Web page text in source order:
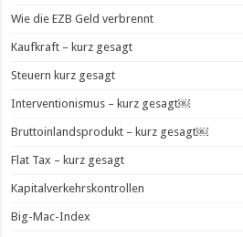
Wie die EZB Geld verbrennt
Kaufkraft – kurz gesagt
Steuern kurz gesagt
Interventionismus – kurz gesagt￼
Bruttoinlandsprodukt – kurz gesagt￼
Flat Tax – kurz gesagt
Kapitalverkehrskontrollen
Big-Mac-Index